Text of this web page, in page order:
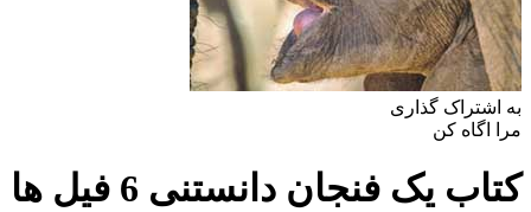
به اشتراک گذاری
مرا اگاه کن
کتاب یک فنجان دانستنی 6 فیل‌ ها